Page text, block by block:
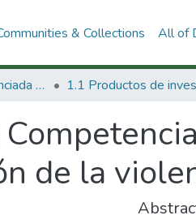
& Collections All of
1. Investigación Financiada con Recursos Públicos
de la